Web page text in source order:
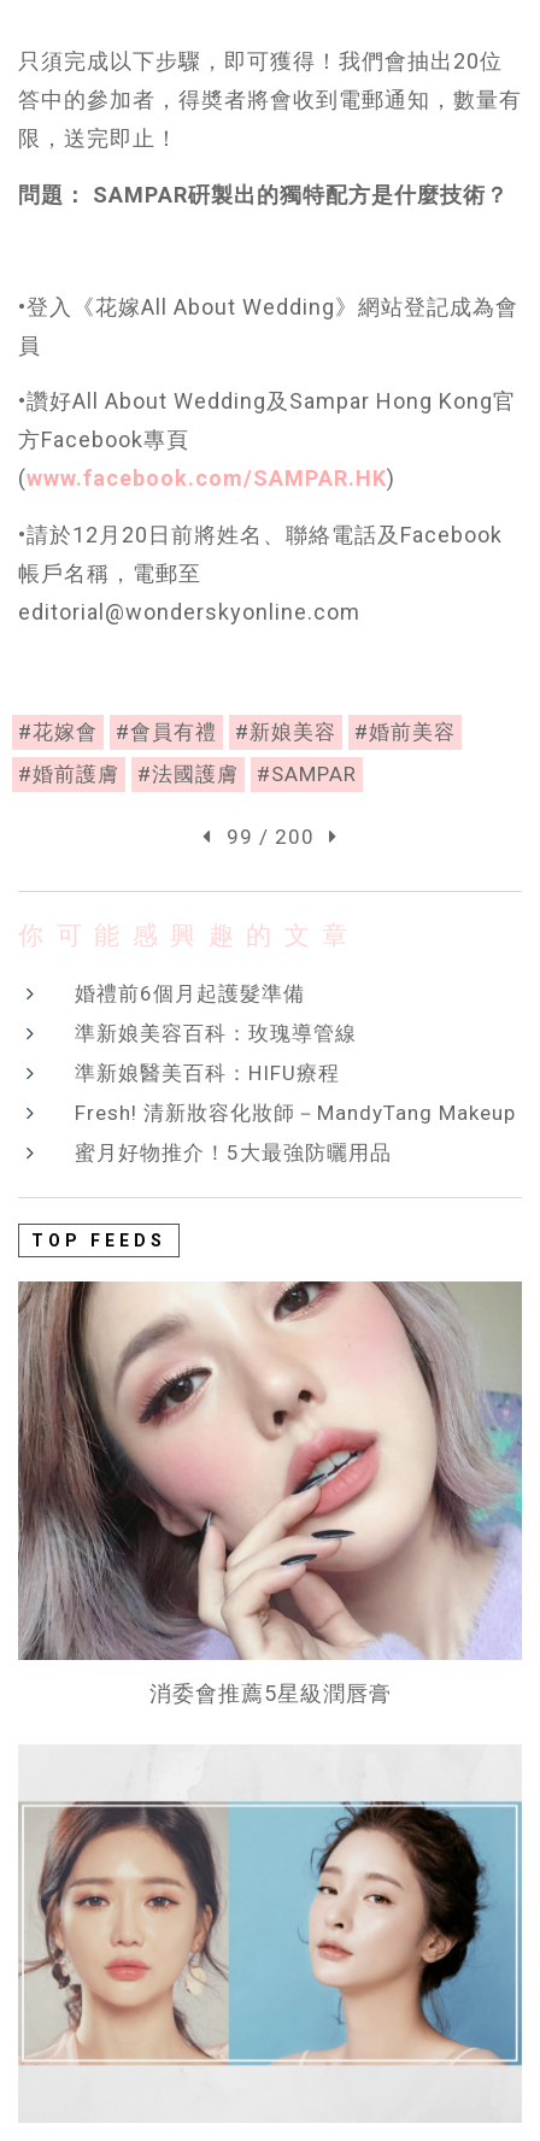
只須完成以下步驟，即可獲得！我們會抽出20位
答中的參加者，得奬者將會收到電郵通知，數量有
限，送完即止！
問題： SAMPAR硏製出的獨特配方是什麼技術？
•登入《花嫁All About Wedding》網站登記成為會
員
•讚好All About Wedding及Sampar Hong Kong官
方Facebook專頁
(www.facebook.com/SAMPAR.HK)
•請於12月20日前將姓名、聯絡電話及Facebook
帳戶名稱，電郵至
editorial@wonderskyonline.com
#花嫁會 #會員有禮 #新娘美容
#婚前美容
#婚前護膚
#法國護膚 #SAMPAR
99 / 200
你可能感興趣的文章
婚禮前6個月起護髮準備
準新娘美容百科：玫瑰導管線
準新娘醫美百科：HIFU療程
Fresh! 清新妝容化妝師－MandyTang Makeup
蜜月好物推介！5大最強防曬用品
TOP FEEDS
消委會推薦5星級潤唇膏